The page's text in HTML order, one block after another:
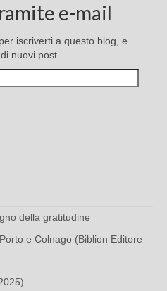
e-mail
iscriverti a questo blog, e
nuovi post.
della gratitudine
e Colnago (Biblion Editore